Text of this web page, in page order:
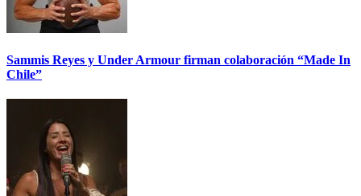
Sammis Reyes y Under Armour firman colaboración “Made In
Chile”